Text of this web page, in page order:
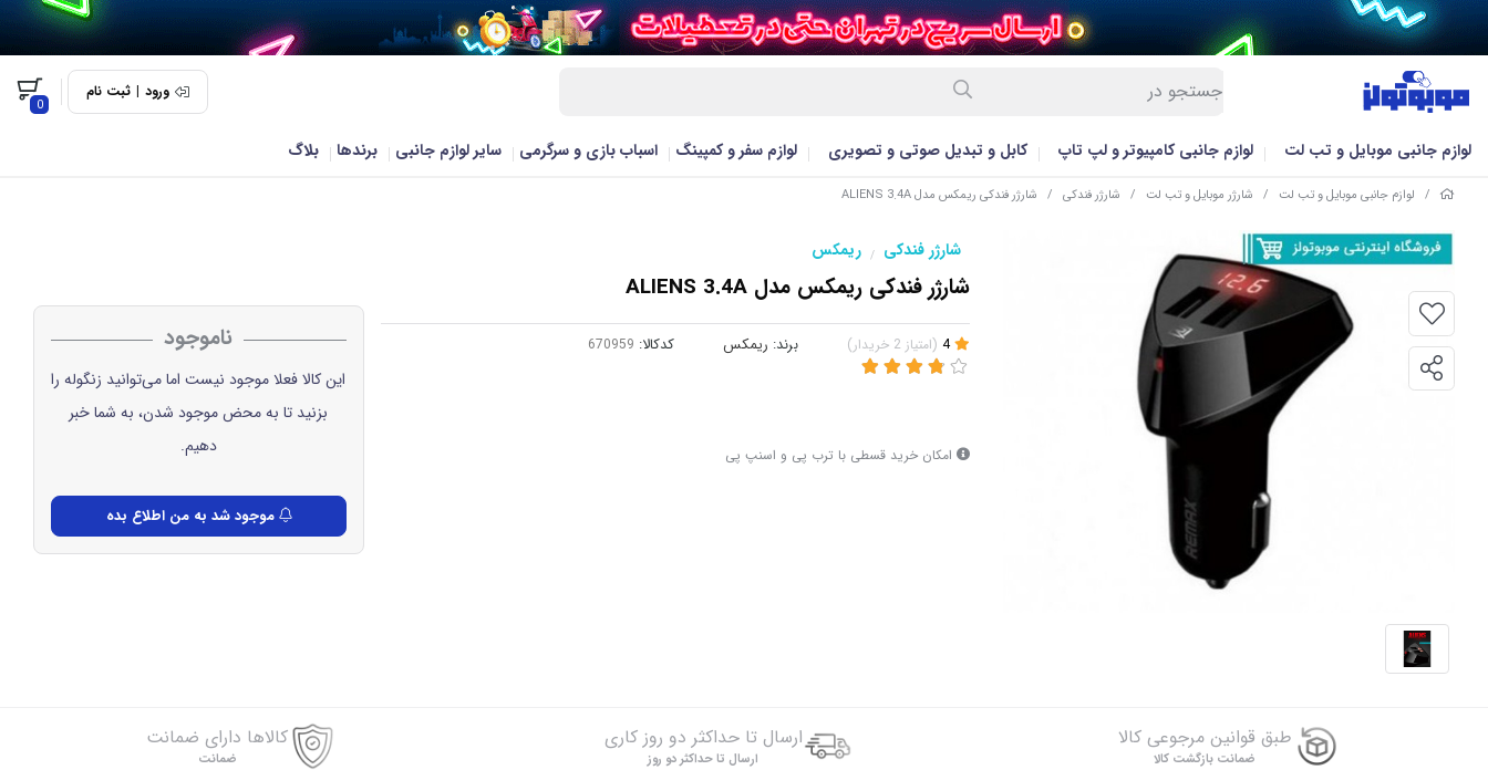
ورود | ثبت نام
0
لوازم جانبی موبایل و تب لت لوازم جانبی کامپیوتر و لپ تاپ کابل و تبدیل صوتی و تصویری لوازم سفر و کمپینگ اسباب بازی و سرگرمی سایر لوازم جانبی برندها بلاگ
/ لوازم جانبی موبایل و تب لت / شارژر موبایل و تب لت / شارژر فندکی / شارژر فندکی ریمکس مدل ALIENS 3.4A
شارژر فندکی / ریمکس
شارژر فندکی ریمکس مدل ALIENS 3.4A
4
(امتیاز 2 خریدار) برند: ریمکس کدکالا:
امکان خرید قسطی با ترب پی و اسنپ پی
ناموجود
این کالا فعلا موجود نیست اما می‌توانید زنگوله را
بزنید تا به محض موجود شدن، به شما خبر
دهیم.
موجود شد به من اطلاع بده
طبق قوانین مرجوعی کالا
ضمانت بازگشت کالا
ارسال تا حداکثر دو روز کاری
ارسال تا حداکثر دو روز
کالاها دارای ضمانت
ضمانت